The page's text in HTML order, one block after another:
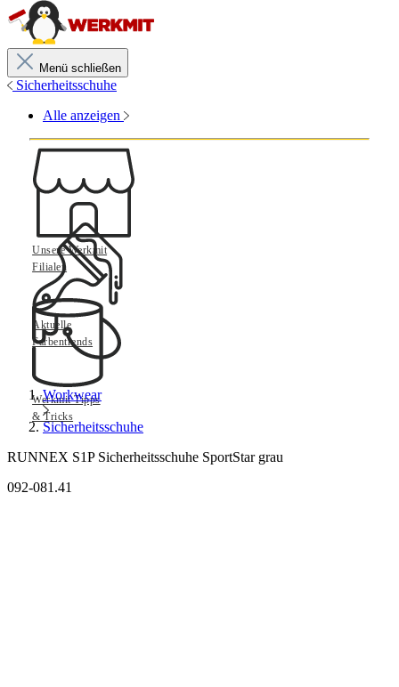
Menü schließen
Sicherheitsschuhe
Alle anzeigen
Unsere Werkmit
Filialen
Aktuelle
Farbentrends
Werkmit Tipps
& Tricks
Workwear
Sicherheitsschuhe
RUNNEX S1P Sicherheitsschuhe SportStar grau
092-081.41